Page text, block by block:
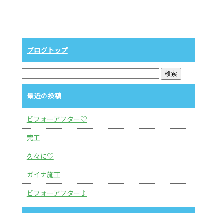
ブログトップ
最近の投稿
ビフォーアフター♡
完工
久々に♡
ガイナ施工
ビフォーアフター♪